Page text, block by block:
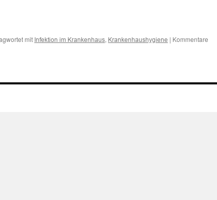
mit Infektion im Krankenhaus, Krankenhaushygiene | Kommentare